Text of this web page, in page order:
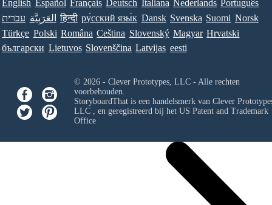
English Español Français Deutsch Italiana Nederlands Português
עברית العَرَبِيَّة हिन्दी ру́сский язы́к Dansk Svenska Suomi Norsk
Türkçe Polski Româna Ceština Slovenský Magyar Hrvatski
български Lietuvos Slovenščina Latvijas eesti
© 2026 - Clever Prototypes, LLC - Alle rechten
voorbehouden.
StoryboardThat is een handelsmerk van Clever
LLC, en geregistreerd bij het US Patent and Trademark
Office